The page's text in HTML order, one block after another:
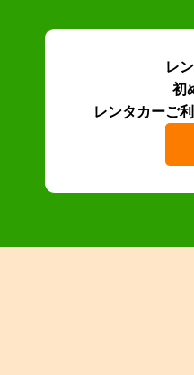
レ
初
レンタカーご